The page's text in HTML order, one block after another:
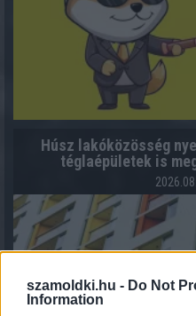
szamoldki.hu - Do Not
Information
Húsz lakóközösség
téglaépületek is